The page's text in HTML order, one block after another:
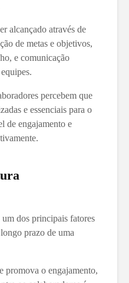
alcançado através de
de metas e objetivos,
e comunicação
percebem que
e essenciais para o
de engajamento e
um dos principais fatores
prazo de uma
promova o engajamento,